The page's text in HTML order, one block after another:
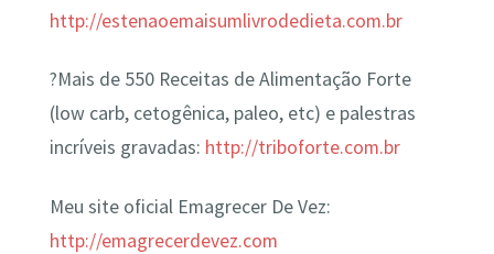
http://estenaoemaisumlivrodedieta.com.br
?Mais de 550 Receitas de Alimentação Forte
(low carb, cetogênica, paleo, etc) e palestras
incríveis gravadas: http://triboforte.com.br
Meu site oficial Emagrecer De Vez:
http://emagrecerdevez.com